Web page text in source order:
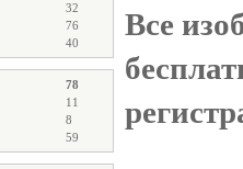
32
76
40
78
11
8
59
Все